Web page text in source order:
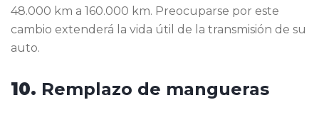
48.000 km a 160.000 km. Preocuparse por este
cambio extenderá la vida útil de la transmisión de su
auto.
10. Remplazo de mangueras